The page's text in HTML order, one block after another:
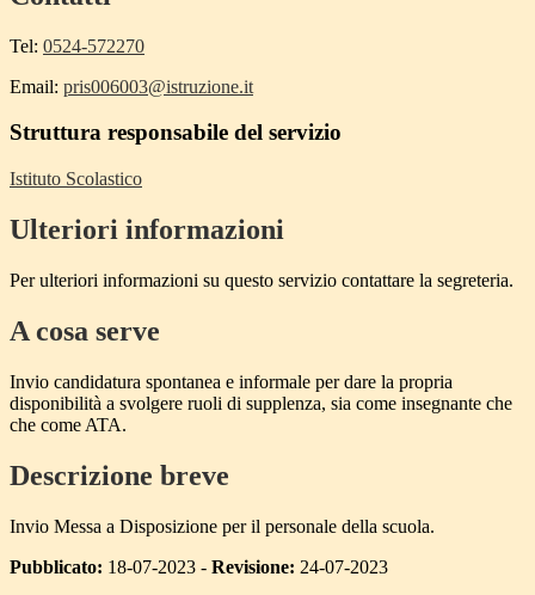
Tel: 0524-572270
Email: pris006003@istruzione.it
Struttura responsabile del servizio
Istituto Scolastico
Ulteriori informazioni
Per ulteriori informazioni su questo servizio contattare la segreteria.
A cosa serve
Invio candidatura spontanea e informale per dare la propria
disponibilità a svolgere ruoli di supplenza, sia come insegnante che
che come ATA.
Descrizione breve
Invio Messa a Disposizione per il personale della scuola.
Pubblicato: 18-07-2023 - Revisione: 24-07-2023